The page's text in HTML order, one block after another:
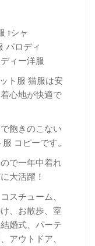
tシャ
パロディ
ィー洋服
ト服 猫服は安
心地が快適で
飽きのこない
コピーです。
で一年中着れ
大活躍！
スチューム、
、お散歩、室
婚式、パーテ
アウトドア、